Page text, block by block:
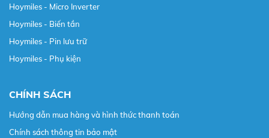
Hoymiles - Micro Inverter
Hoymiles - Biến tần
Hoymiles - Pin lưu trữ
Hoymiles - Phụ kiện
CHÍNH SÁCH
Hướng dẫn mua hàng và hình thức thanh toán
Chính sách thông tin bảo mật